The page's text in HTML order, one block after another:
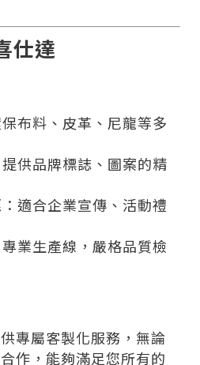
仕達
保布料、皮革、尼龍等多
提供品牌標誌、圖案的精
：適合企業宣傳、活動禮
專業生產線，嚴格品質檢
專屬客製化服務，無論
作，能夠滿足您所有的